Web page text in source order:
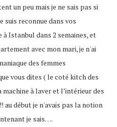
un peu mais je ne sais pas si
suis reconnue dans vos
à Istanbul dans 2 semaines, et
avec mon mari, je n'ai
des femmes
vous dites ( le coté kitch des
à laver et l’intérieur des
début je n'avais pas la notion
je sais….